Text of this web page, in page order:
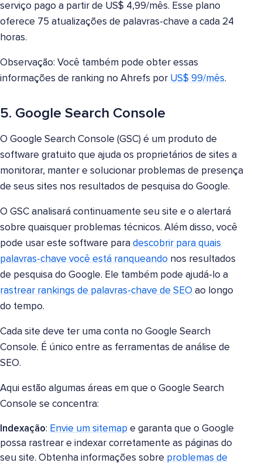
serviço pago a partir de US$ 4,99/mês. Esse plano
oferece 75 atualizações de palavras-chave a cada 24
horas.
Observação: Você também pode obter essas
informações de ranking no Ahrefs por US$ 99/mês.
5. Google Search Console
O Google Search Console (GSC) é um produto de
software gratuito que ajuda os proprietários de sites a
monitorar, manter e solucionar problemas de presença
de seus sites nos resultados de pesquisa do Google.
O GSC analisará continuamente seu site e o alertará
sobre quaisquer problemas técnicos. Além disso, você
pode usar este software para descobrir para quais
palavras-chave você está ranqueando nos resultados
de pesquisa do Google. Ele também pode ajudá-lo a
rastrear rankings de palavras-chave de SEO ao longo
do tempo.
Cada site deve ter uma conta no Google Search
Console. É único entre as ferramentas de análise de
SEO.
Aqui estão algumas áreas em que o Google Search
Console se concentra:
Indexação: Envie um sitemap e garanta que o Google
possa rastrear e indexar corretamente as páginas do
seu site. Obtenha informações sobre problemas de